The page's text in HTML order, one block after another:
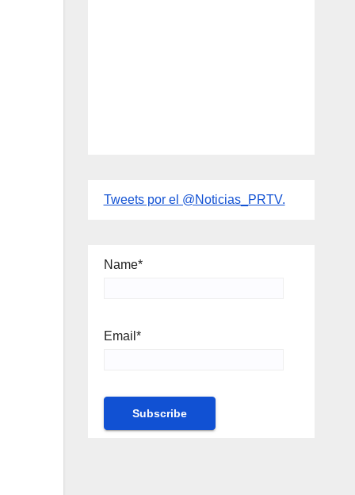
Tweets por el @Noticias_PRTV.
Name*
Email*